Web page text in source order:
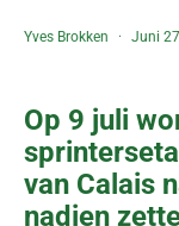
Yves Brokken Juni
Op 9 juli
van Calais
nadien